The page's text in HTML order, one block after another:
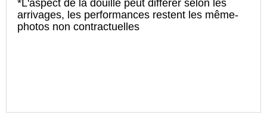
*L'aspect de la douille peut differer selon les
arrivages, les performances restent les même-
photos non contractuelles